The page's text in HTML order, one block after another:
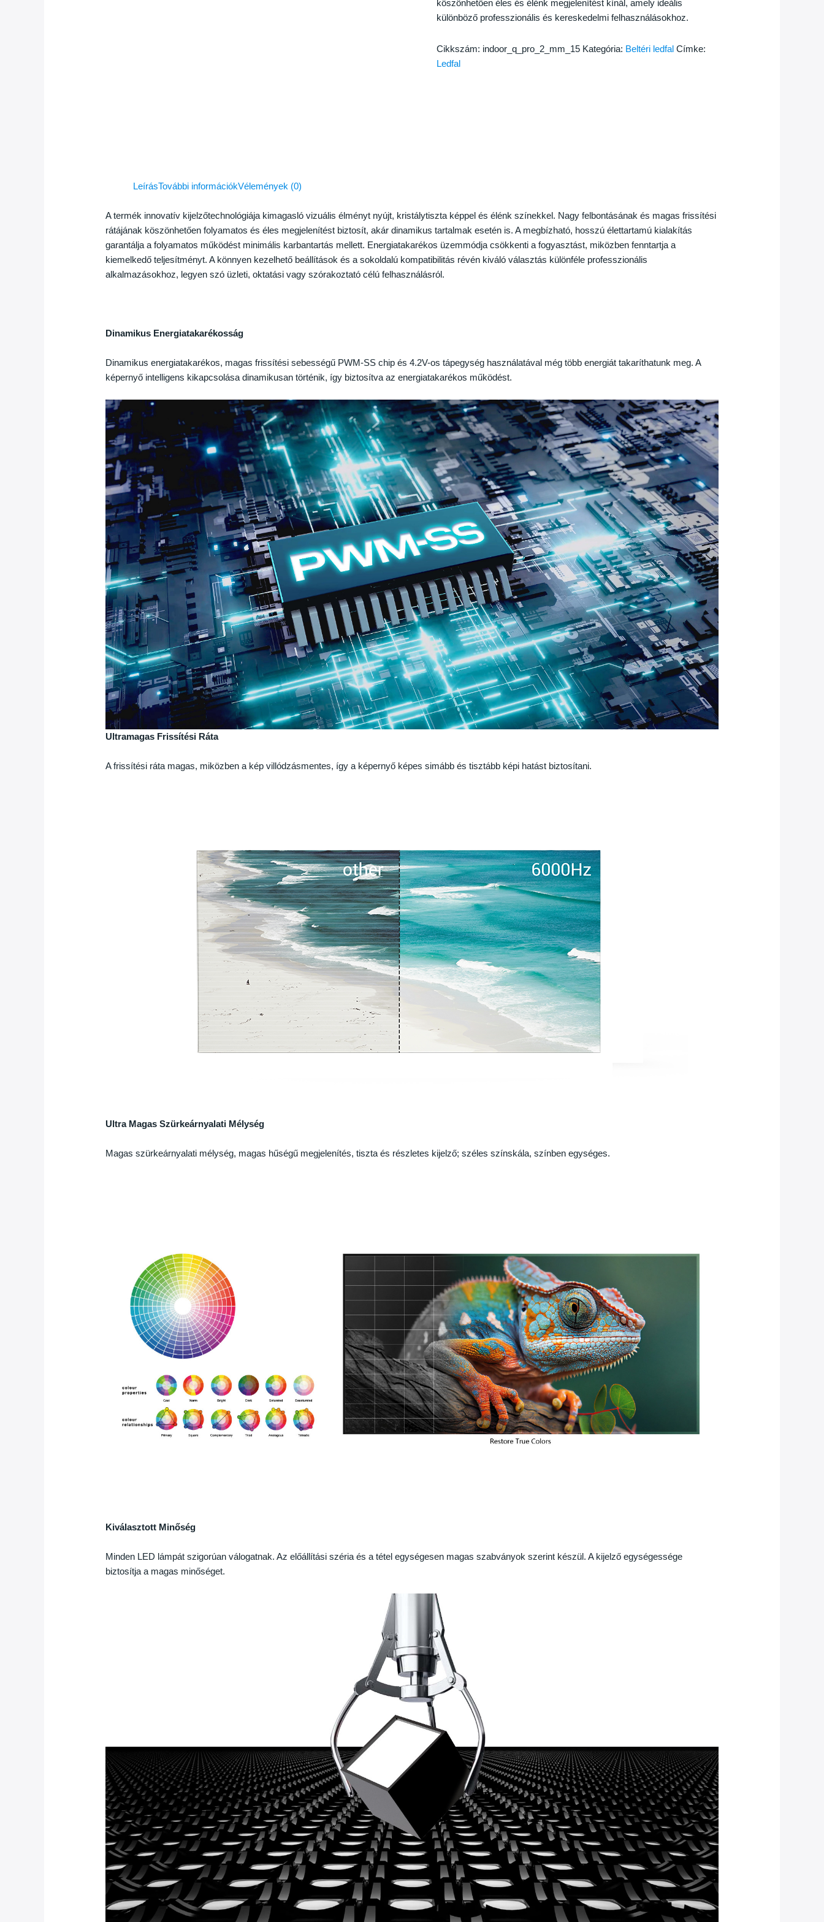
köszönhetően éles és élénk megjelenítést kínál, amely ideális
különböző professzionális és kereskedelmi felhasználásokhoz.
Cikkszám: indoor_q_pro_2_mm_15 Kategória: Beltéri ledfal Címke:
Ledfal
LeírásTovábbi információkVélemények (0)
A termék innovatív kijelzőtechnológiája kimagasló vizuális élményt nyújt, kristálytiszta képpel és élénk színekkel. Nagy felbontásának és magas frissítési
rátájának köszönhetően folyamatos és éles megjelenítést biztosít, akár dinamikus tartalmak esetén is. A megbízható, hosszú élettartamú kialakítás
garantálja a folyamatos működést minimális karbantartás mellett. Energiatakarékos üzemmódja csökkenti a fogyasztást, miközben fenntartja a
kiemelkedő teljesítményt. A könnyen kezelhető beállítások és a sokoldalú kompatibilitás révén kiváló választás különféle professzionális
alkalmazásokhoz, legyen szó üzleti, oktatási vagy szórakoztató célú felhasználásról.
Dinamikus Energiatakarékosság
Dinamikus energiatakarékos, magas frissítési sebességű PWM-SS chip és 4.2V-os tápegység használatával még több energiát takaríthatunk meg. A
képernyő intelligens kikapcsolása dinamikusan történik, így biztosítva az energiatakarékos működést.
Ultramagas Frissítési Ráta
A frissítési ráta magas, miközben a kép villódzásmentes, így a képernyő képes simább és tisztább képi hatást biztosítani.
Ultra Magas Szürkeárnyalati Mélység
Magas szürkeárnyalati mélység, magas hűségű megjelenítés, tiszta és részletes kijelző; széles színskála, színben egységes.
Kiválasztott Minőség
Minden LED lámpát szigorúan válogatnak. Az előállítási széria és a tétel egységesen magas szabványok szerint készül. A kijelző egységessége
biztosítja a magas minőséget.